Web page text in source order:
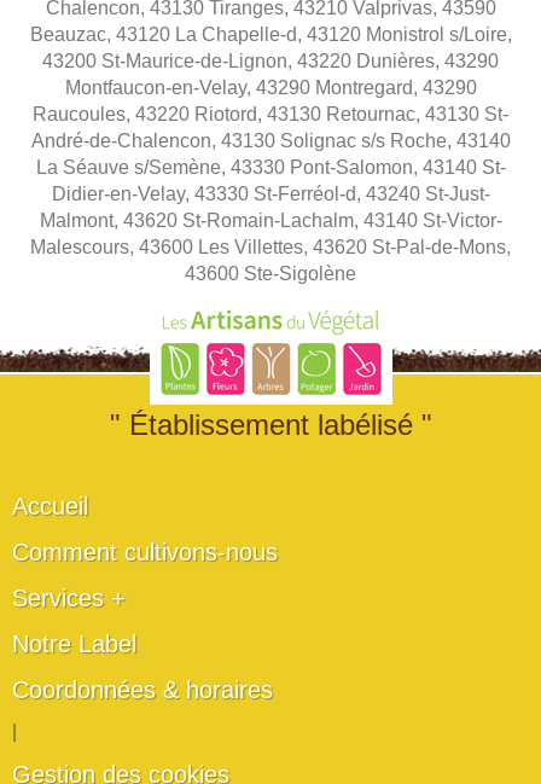
Chalencon, 43130 Tiranges, 43210 Valprivas, 43590
Beauzac, 43120 La Chapelle-d, 43120 Monistrol s/Loire,
43200 St-Maurice-de-Lignon, 43220 Dunières, 43290
Montfaucon-en-Velay, 43290 Montregard, 43290
Raucoules, 43220 Riotord, 43130 Retournac, 43130 St-
André-de-Chalencon, 43130 Solignac s/s Roche, 43140
La Séauve s/Semène, 43330 Pont-Salomon, 43140 St-
Didier-en-Velay, 43330 St-Ferréol-d, 43240 St-Just-
Malmont, 43620 St-Romain-Lachalm, 43140 St-Victor-
Malescours, 43600 Les Villettes, 43620 St-Pal-de-Mons,
43600 Ste-Sigolène
" Établissement labélisé "
Accueil
Comment cultivons-nous
Services +
Notre Label
Coordonnées & horaires
Gestion des cookies